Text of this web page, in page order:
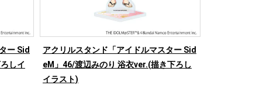
ー Sid
しイ
アクリルスタンド「アイドルマスター Sid
eM」46/渡辺みのり 浴衣ver.(描き下ろし
イラスト)